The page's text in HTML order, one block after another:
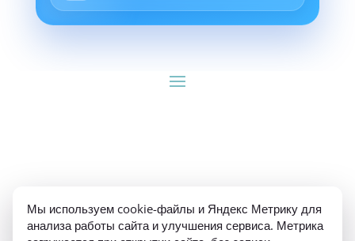
ИП Гуляев Е.А. ОГРН 310784709900570 ИНН
781020474307
Мы используем cookie-файлы и Яндекс Метрику для
анализа работы сайта и улучшения сервиса. Метрика